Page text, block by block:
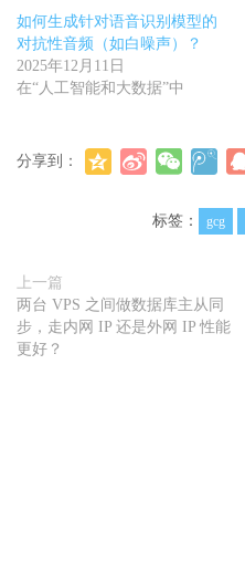
如何生成针对语音识别模型的
对抗性音频（如白噪声）？
2025年12月11日
在“人工智能和大数据”中
分享到：
标签： gcg
上一篇
两台 VPS 之间做数据库主从同
步，走内网 IP 还是外网 IP 性能
更好？